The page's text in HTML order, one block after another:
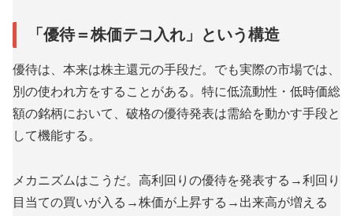
「優待＝株価テコ入れ」という構造
優待は、本来は株主還元の手段だ。でも実際の市場では、
別の使われ方をすることがある。特に低流動性・低時価総
額の銘柄において、破格の優待発表は需給を動かす手段と
して機能する。
メカニズムはこうだ。高利回りの優待を発表する→利回り
目当ての買いが入る→株価が上昇する→出来高が増える